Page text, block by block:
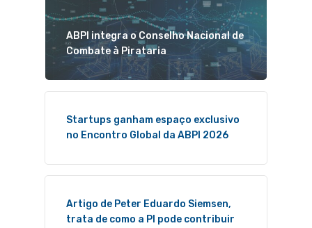
ABPI integra o Conselho Nacional de
Combate à Pirataria
Startups ganham espaço exclusivo
no Encontro Global da ABPI 2026
Artigo de Peter Eduardo Siemsen,
trata de como a PI pode contribuir